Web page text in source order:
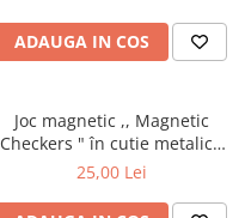
ADAUGA IN COS
Joc magnetic ,, Magnetic
Checkers " în cutie metalică
pentru călătorii
25,00 Lei